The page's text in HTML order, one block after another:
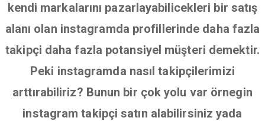
kendi markalarını pazarlayabilicekleri bir satış
alanı olan instagramda profillerinde daha fazla
takipçi daha fazla potansiyel müşteri demektir.
Peki instagramda nasıl takipçilerimizi
arttırabiliriz? Bunun bir çok yolu var örnegin
instagram takipçi satın alabilirsiniz yada